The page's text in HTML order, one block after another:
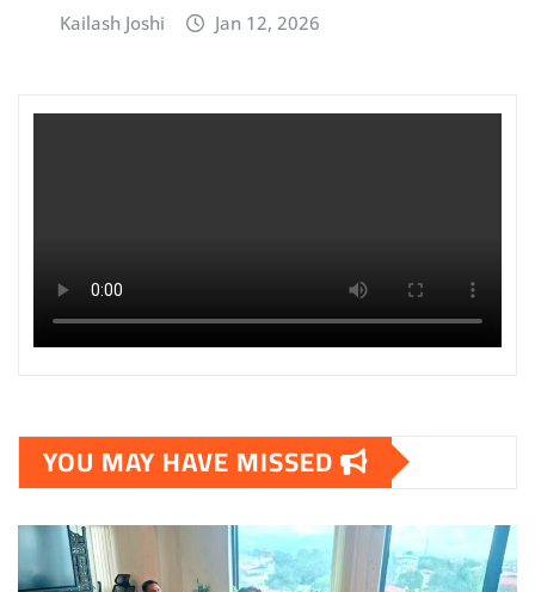
Kailash Joshi Jan 12, 2026
YOU MAY HAVE MISSED